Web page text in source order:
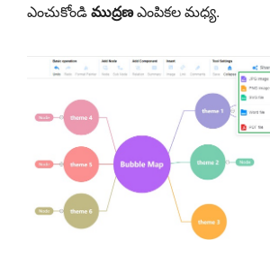
ఎంచుకోండిముద్రణఎంపికల మధ్య.